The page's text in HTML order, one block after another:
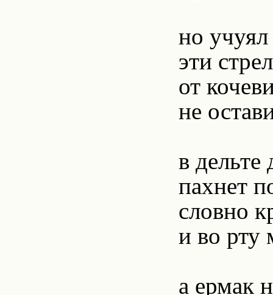
но
эти
от
не
в дельте
пахнет
словно
и во рту
а ермак